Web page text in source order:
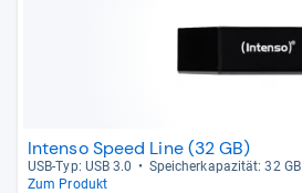
Intenso Speed Line (32 GB)
USB-​Typ: USB 3.0
Spei­cher­ka­pa­zi­tät: 32 GB
Zum Produkt